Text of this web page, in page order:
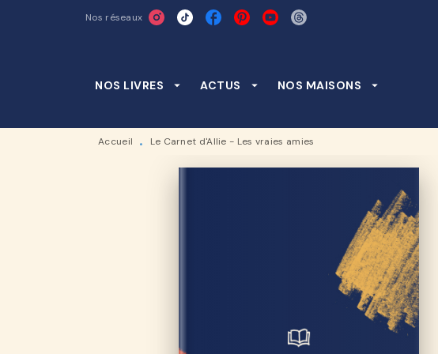
RECHERCHE CONTENU
Nos réseaux
NOS LIVRES arrow_drop_down ACTUS arrow_drop_down NOS MAISONS arrow_drop_down
Accueil • Le Carnet d'Allie - Les vraies amies